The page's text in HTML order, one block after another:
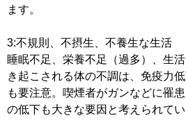
ます。
3:不規則、不摂生、不養生な生活
睡眠不足、栄養不足（過多）、生
き起こされる体の不調は、免疫力
も要注意。喫煙者がガンなどに罹
の低下も大きな要因と考えられてい